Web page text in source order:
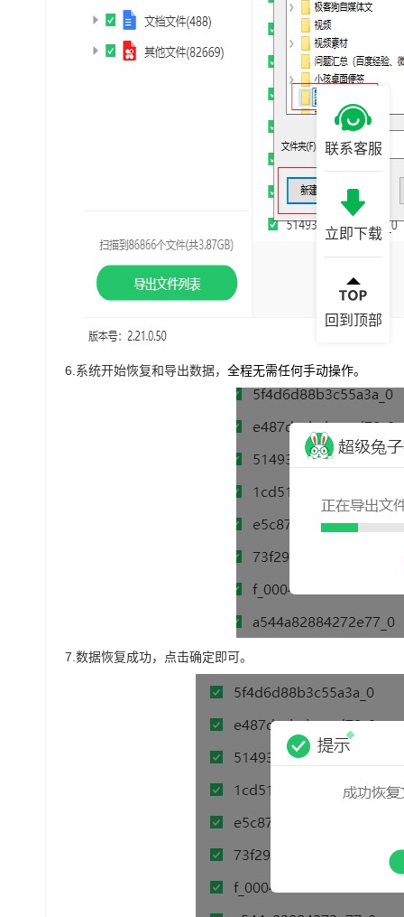
6. 系统开始恢复和导出数据， 全程无需任何手动操作。
7. 数据恢复成功，点击确定即可。
联系客服
立即下载
回到顶部